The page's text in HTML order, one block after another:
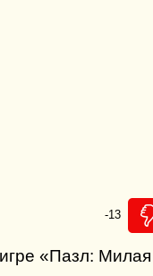
-13
«Пазл: